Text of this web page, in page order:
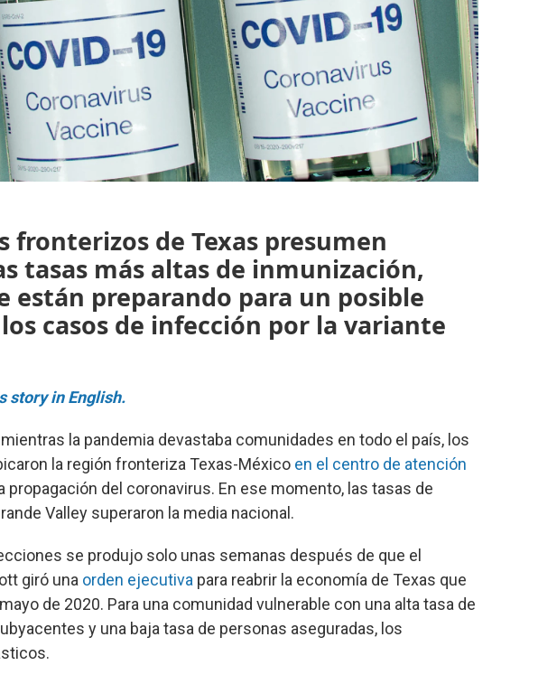
fronterizos de Texas presumen
tasas más altas de inmunización,
están preparando para un posible
casos de infección por la variante
story in English.
la pandemia devastaba comunidades en todo el país, los
la región fronteriza Texas-México en el centro de atención
propagación del coronavirus. En ese momento, las tasas de
Valley superaron la media nacional.
se produjo solo unas semanas después de que el
giró una orden ejecutiva para reabrir la economía de Texas que
de 2020. Para una comunidad vulnerable con una alta tasa de
y una baja tasa de personas aseguradas, los